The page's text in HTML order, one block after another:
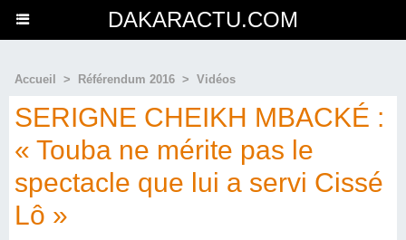
DAKARACTU.COM
Accueil > Référendum 2016 > Vidéos
SERIGNE CHEIKH MBACKÉ :
« Touba ne mérite pas le
spectacle que lui a servi Cissé
Lô »